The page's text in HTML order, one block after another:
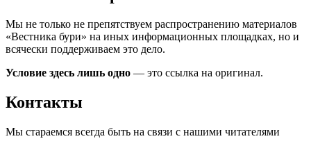
Мы не только не препятствуем распространению материалов
«Вестника бури» на иных информационных площадках, но и
всячески поддерживаем это дело.
Условие здесь лишь одно — это ссылка на оригинал.
Контакты
Мы стараемся всегда быть на связи с нашими читателями